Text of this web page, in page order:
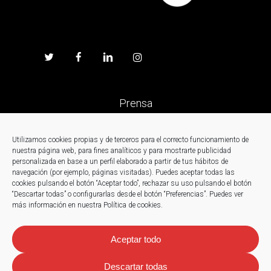
Utilizamos cookies propias y de terceros para el correcto funcionamiento de
nuestra página web, para fines analíticos y para mostrarte publicidad
personalizada en base a un perfil elaborado a partir de tus hábitos de
navegación (por ejemplo, páginas visitadas). Puedes aceptar todas las
cookies pulsando el botón “Aceptar todo”, rechazar su uso pulsando el botón
“Descartar todas” o configurarlas desde el botón “Preferencias”. Puedes ver
más información en nuestra Política de cookies.
Aceptar todo
Descartar todas
Prensa
Trabaja en Fagor
Noticias
Contacto